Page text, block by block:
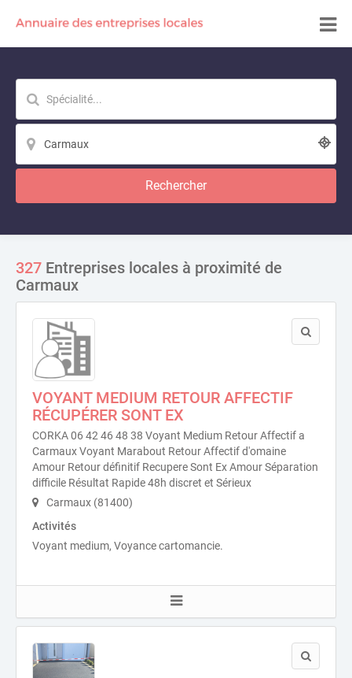
Rechercher
327 Entreprises locales à proximité de
Carmaux
VOYANT MEDIUM RETOUR AFFECTIF
RÉCUPÉRER SONT EX
CORKA 06 42 46 48 38 Voyant Medium Retour Affectif a
Carmaux Voyant Marabout Retour Affectif d'omaine
Amour Retour définitif Recupere Sont Ex Amour Séparation
difficile Résultat Rapide 48h discret et Sérieux
Carmaux (81400)
Activités
Voyant medium, Voyance cartomancie.